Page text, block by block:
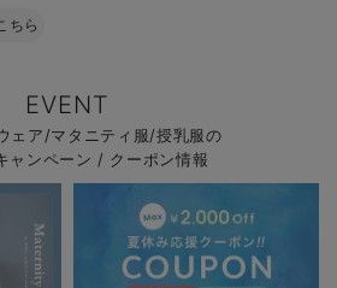
ちら
EVENT
ェア/マタニティ服/授乳服の
ャンペーン / クーポン情報